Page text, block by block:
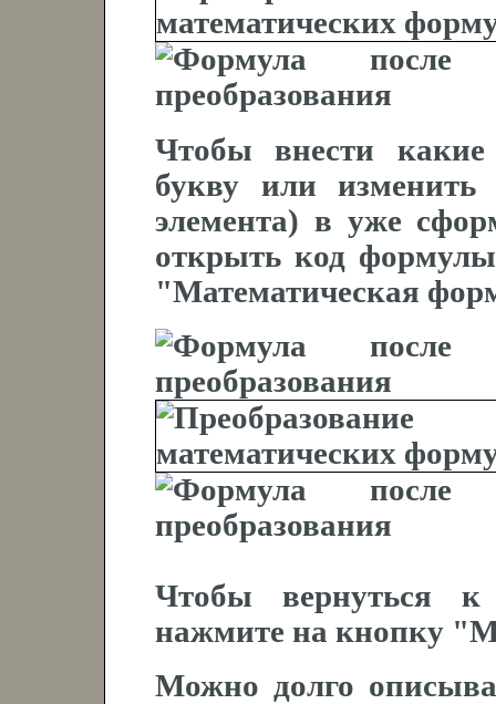
Чтобы внести
букву или изменить
элемента) в уже
открыть код
"Математическая
Чтобы вернуться
нажмите на кнопку
Можно долго